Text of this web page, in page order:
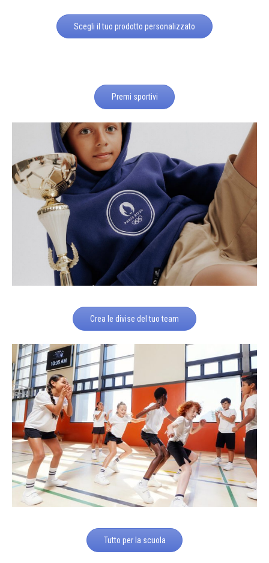
Scegli il tuo prodotto personalizzato
Premi sportivi
Crea le divise del tuo team
Tutto per la scuola